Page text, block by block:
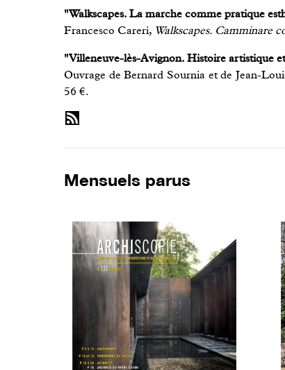
"Walkscapes. La marche comme pratique
Francesco Careri, Walkscapes. Camminare
"Villeneuve-lès-Avignon. Histoire artistique
Ouvrage de Bernard Sournia et de Jean-
56 €.
Mensuels parus